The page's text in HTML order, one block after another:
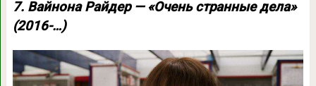
7. Вайнона Райдер — «Очень странные дела»
(2016-…)